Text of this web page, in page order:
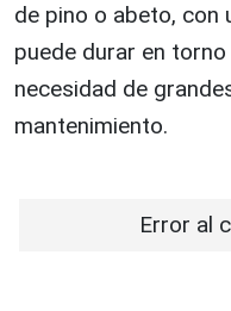
de pino o abeto, con
puede durar en
necesidad de
mantenimiento.
Error al